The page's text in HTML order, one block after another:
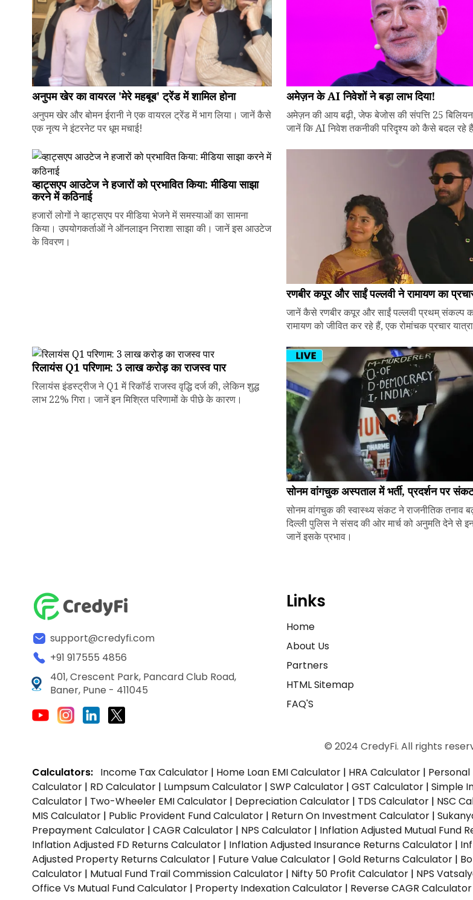
अनुपम खेर का वायरल 'मेरे महबूब' ट्रेंड में शामिल होना
अनुपम खेर और बोमन ईरानी ने एक वायरल ट्रेंड में भाग लिया। जानें कैसे
एक नृत्य ने इंटरनेट पर धूम मचाई!
अमेज़न के AI निवेशों ने बड़ा लाभ दिया!
अमेज़न की आय बढ़ी, जेफ बेजोस की संपत्ति 25 बिलियन
जानें कि AI निवेश तकनीकी परिदृश्य को कैसे बदल रहे
व्हाट्सएप आउटेज ने हजारों को प्रभावित किया: मीडिया साझा
करने में कठिनाई
हजारों लोगों ने व्हाट्सएप पर मीडिया भेजने में समस्याओं का सामना
किया। उपयोगकर्ताओं ने ऑनलाइन निराशा साझा की। जानें इस आउटेज
के विवरण।
रणबीर कपूर और साईं पल्लवी ने रामायण का
जानें कैसे रणबीर कपूर और साईं पल्लवी प्रथम् संकल्प
रामायण को जीवित कर रहे हैं, एक रोमांचक प्रचार
रिलायंस Q1 परिणाम: ₹3 लाख करोड़ का राजस्व पार
रिलायंस इंडस्ट्रीज ने Q1 में रिकॉर्ड राजस्व वृद्धि दर्ज की, लेकिन शुद्ध
लाभ 22% गिरा। जानें इन मिश्रित परिणामों के पीछे के कारण।
सोनम वांगचुक अस्पताल में भर्ती, प्रदर्शन पर
सोनम वांगचुक की स्वास्थ्य संकट ने राजनीतिक तनाव
दिल्ली पुलिस ने संसद की ओर मार्च को अनुमति देने से
जानें इसके प्रभाव।
support@credyfi.com
+91 917555 4856
401, Crescent Park, Pancard Club Road,
Baner, Pune - 411045
Links
Home
About Us
Partners
HTML Sitemap
FAQ'S
© 2024 CredyFi. All rights
Calculators: Income Tax Calculator | Home Loan EMI Calculator | HRA Calculator | Personal
Calculator | RD Calculator | Lumpsum Calculator | SWP Calculator | GST Calculator | Simple
Calculator | Two-Wheeler EMI Calculator | Depreciation Calculator | TDS Calculator | NSC
MIS Calculator | Public Provident Fund Calculator | Return On Investment Calculator |
Prepayment Calculator | CAGR Calculator | NPS Calculator | Inflation Adjusted Mutual Fund
Inflation Adjusted FD Returns Calculator | Inflation Adjusted Insurance Returns Calculator |
Adjusted Property Returns Calculator | Future Value Calculator | Gold Returns Calculator |
Calculator | Mutual Fund Trail Commission Calculator | Nifty 50 Profit Calculator | NPS
Office Vs Mutual Fund Calculator | Property Indexation Calculator | Reverse CAGR Calculator